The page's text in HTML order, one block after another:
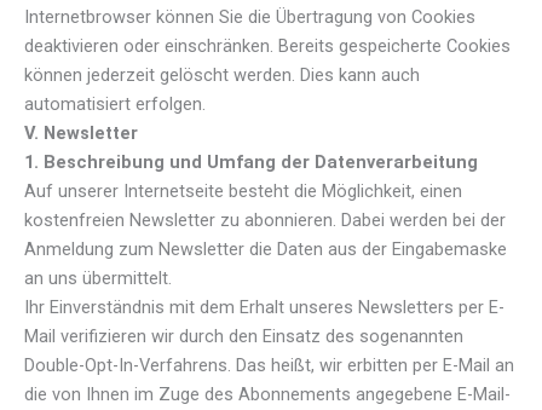
Internetbrowser können Sie die Übertragung von Cookies
deaktivieren oder einschränken. Bereits gespeicherte Cookies
können jederzeit gelöscht werden. Dies kann auch
automatisiert erfolgen.
V. Newsletter
1. Beschreibung und Umfang der Datenverarbeitung
Auf unserer Internetseite besteht die Möglichkeit, einen
kostenfreien Newsletter zu abonnieren. Dabei werden bei der
Anmeldung zum Newsletter die Daten aus der Eingabemaske
an uns übermittelt.
Ihr Einverständnis mit dem Erhalt unseres Newsletters per E-
Mail verifizieren wir durch den Einsatz des sogenannten
Double-Opt-In-Verfahrens. Das heißt, wir erbitten per E-Mail an
die von Ihnen im Zuge des Abonnements angegebene E-Mail-